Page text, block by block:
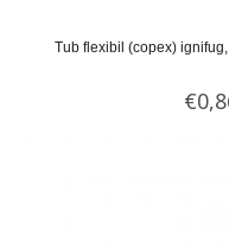
Tub flexibil (copex)
€